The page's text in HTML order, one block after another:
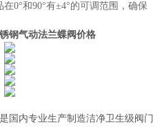
0°和90°有±4°的可调范围，确保
钢气动法兰蝶阀价格
是 国内专业生产制造洁净卫生级阀门